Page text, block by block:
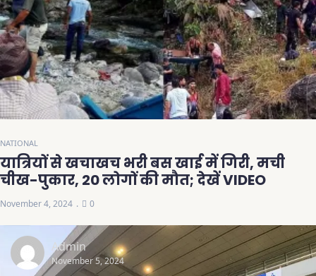
NATIONAL
यात्रियों से खचाखच भरी बस खाई में गिरी, मची
चीख-पुकार, 20 लोगों की मौत; देखें VIDEO
November 4, 2024 0
Admin
November 5, 2024